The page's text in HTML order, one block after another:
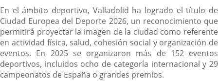
En el ámbito deportivo, Valladolid ha logrado el título de
Ciudad Europea del Deporte 2026, un reconocimiento que
permitirá proyectar la imagen de la ciudad como referente
en actividad física, salud, cohesión social y organización de
eventos. En 2025 se organizaron más de 152 eventos
deportivos, incluidos ocho de categoría internacional y 29
campeonatos de España o grandes premios.